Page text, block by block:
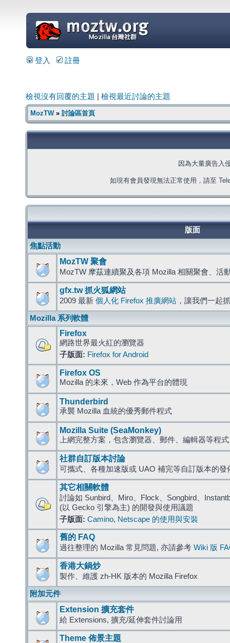
=
登入 註冊
檢視沒有回覆的主題 檢視最近討論的主題
MozTW» 討論區首頁
因為大量廣告入
如現有會員發現無法正常使用，請至
版面
焦點活動
MozTW 聚會
MozTW 摩茲連續聚及各項 Mozilla 相關聚會、活
gfx.tw 抓火狐網站
2009 最新 個人化 Firefox 推廣網站 ，讓我們一起
Mozilla 系列軟體
Firefox
網路世界最火紅的瀏覽器
子版面: Firefox for Android
Firefox OS
Mozilla 的未來，Web 作為平台的體現
Thunderbird
承襲 Mozilla 血統的優秀郵件程式
Mozilla Suite (SeaMonkey)
上網完整方案，包含瀏覽器、郵件、編輯器等程
社群自訂版本討論
可攜式、各種加速版或 UAO 補完等自訂版本的發
其它相關軟體
討論如 Sunbird、Miro、Flock、Songbird、
(以 Gecko 引擎為主) 的開發與使用議題
子版面: Camino, Netscape 的使用與安裝
舊的 FAQ
過往整理的 Mozilla 常見問題, 亦請參考 Wiki 版
香港大鍋炒
製作、維護 zh-HK 版本的 Mozilla Firefox
附加元件
Extension 擴充套件
給 Extensions, 擴充/延伸套件討論用
Theme 佈景主題